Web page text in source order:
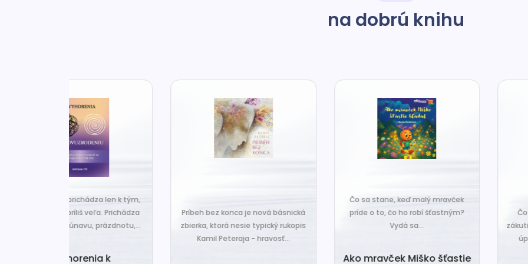
na dobrú knihu
Príbeh bez konca je nová básnická
zbierka, ktorá nesie typický rukopis
Kamil Peteraja - hravosť...
Čo sa stane, keď malý mravček
príde o to, čo ho robí šťastným?
Vydá sa...
Ako mravček Miško šťastie
Čo sa stane, keď sa do
zákutiny škriatkov prisťahuje
úplne nový? Babka